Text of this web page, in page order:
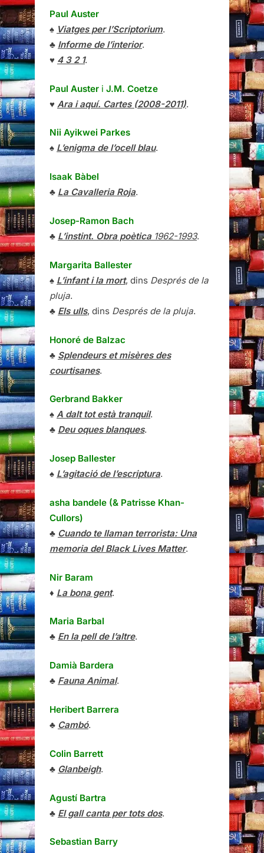
Paul Auster
♠ Viatges per l’Scriptorium.
♣ Informe de l’interior.
♥ 4 3 2 1.
Paul Auster i J.M. Coetze
♥ Ara i aquí. Cartes (2008-2011).
Nii Ayikwei Parkes
♠ L’enigma de l’ocell blau.
Isaak Bàbel
♣ La Cavalleria Roja.
Josep-Ramon Bach
♣ L’instint. Obra poètica1962-1993.
Margarita Ballester
♠ L’infant i la mort, dins Després de la
pluja.
♣ Els ulls, dins Després de la pluja.
Honoré de Balzac
♣ Splendeurs et misères des
courtisanes.
Gerbrand Bakker
♠ A dalt tot està tranquil.
♣ Deu oques blanques.
Josep Ballester
♠ L’agitació de l’escriptura.
asha bandele (& Patrisse Khan-
Cullors)
♣ Cuando te llaman terrorista: Una
memoria del Black Lives Matter.
Nir Baram
♦ La bona gent.
Maria Barbal
♣ En la pell de l’altre.
Damià Bardera
♣ Fauna Animal.
Heribert Barrera
♣ Cambó.
Colin Barrett
♣ Glanbeigh.
Agustí Bartra
♣ El gall canta per tots dos.
Sebastian Barry